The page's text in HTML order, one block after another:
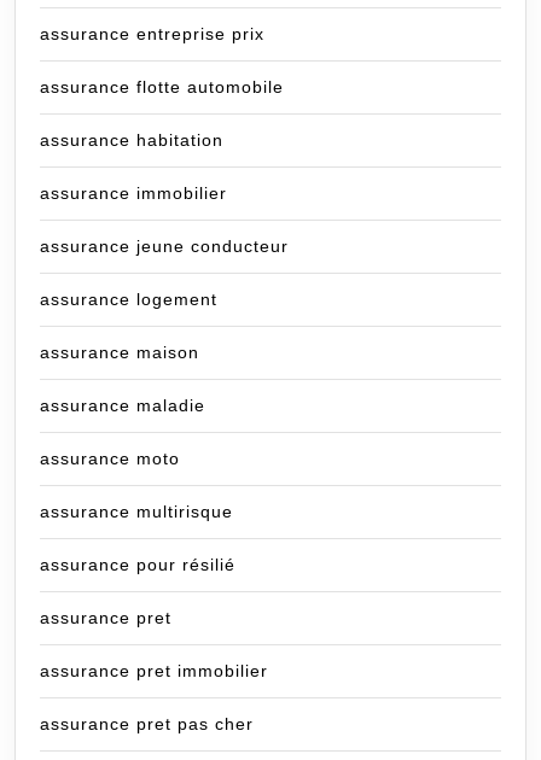
assurance entreprise prix
assurance flotte automobile
assurance habitation
assurance immobilier
assurance jeune conducteur
assurance logement
assurance maison
assurance maladie
assurance moto
assurance multirisque
assurance pour résilié
assurance pret
assurance pret immobilier
assurance pret pas cher